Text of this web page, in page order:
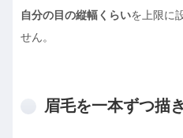
自分の目の縦幅くらいを上限に
せん。
眉毛を一本ずつ描